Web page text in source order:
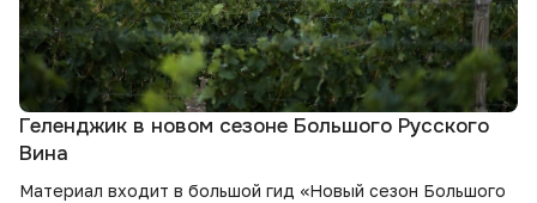
Геленджик в новом сезоне Большого Русского
Вина
Материал входит в большой гид «Новый сезон Большого